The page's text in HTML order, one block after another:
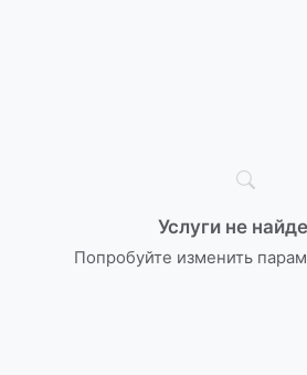
Услуги не
Попробуйте изменить